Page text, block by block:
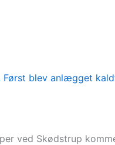
ved Skødstrup